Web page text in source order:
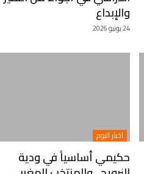
والإبداع
24 يونيو 2026
اخبار اليوم
حكيمي أساسياً في ودية